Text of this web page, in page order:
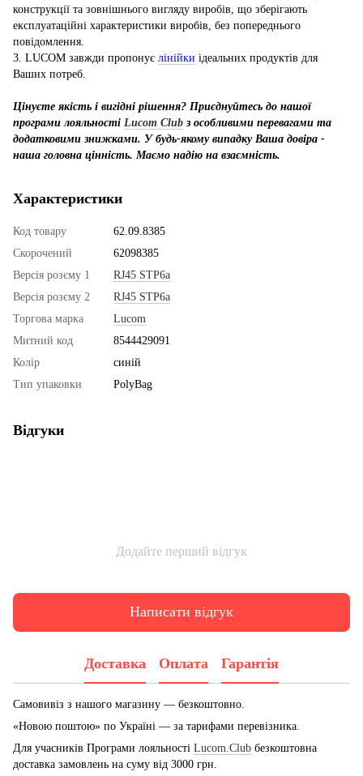
конструкції та зовнішнього вигляду виробів, що зберігають
експлуатаційні характеристики виробів, без попереднього
повідомлення.
3. LUCOM завжди пропонує лінійки ідеальних продуктів для
Ваших потреб.
Цінуєте якість і вигідні рішення? Приєднуйтесь до нашої
програми лояльності Lucom Club з особливими перевагами та
додатковими знижками. У будь-якому випадку Ваша довіра -
наша головна цінність. Маємо надію на взаємність.
Характеристики
Код товару
62.09.8385
Скорочений
62098385
Версія розєму 1
RJ45 STP6a
Версія розєму 2
RJ45 STP6a
Торгова марка
Lucom
Митний код
8544429091
Колір
синій
Тип упаковки
PolyBag
Відгуки
Додайте перший відгук
Написати відгук
Доставка Оплата Гарантія
Самовивіз з нашого магазину — безкоштовно.
«Новою поштою» по Україні — за тарифами перевізника.
Для учасників Програми лояльності Lucom.Club безкоштовна
доставка замовлень на суму від 3000 грн.